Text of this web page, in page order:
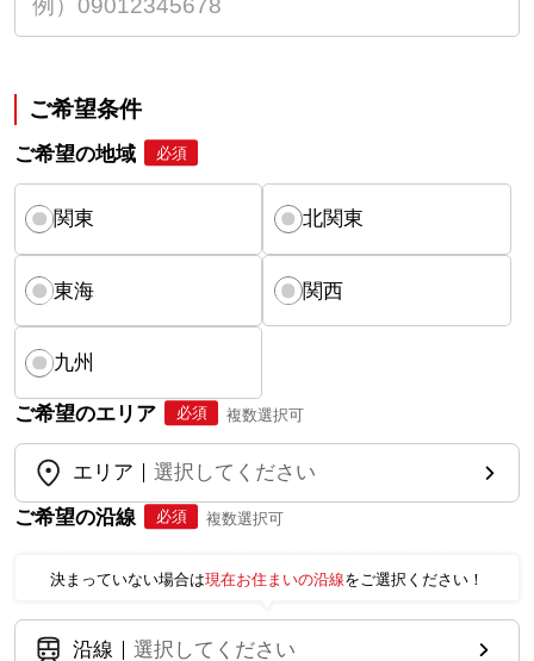
ご希望条件
ご希望の地域 必須
関東 北関東
東海 関西
九州
ご希望のエリア 必須 複数選択可
エリア
選択してください
ご希望の沿線
必須 複数選択可
決まっていない場合は現在お住まいの沿線をご選択ください！
沿線
選択してください